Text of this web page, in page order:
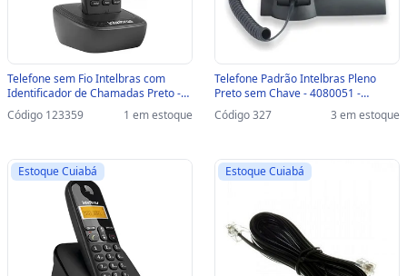
Telefone sem Fio Intelbras com
Identificador de Chamadas Preto -
TS2510 - Suporta até 7 Ramais -
4122510
Código 123359 1 em estoque
Telefone Padrão Intelbras Pleno
Preto sem Chave - 4080051 -
4080051
Código 327 3 em estoque
Estoque Cuiabá Estoque Cuiabá